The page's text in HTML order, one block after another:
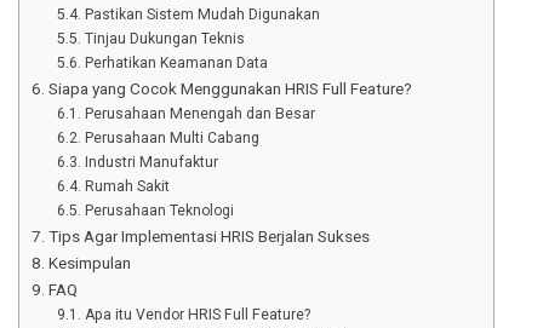
Pastikan Sistem Mudah Digunakan
Tinjau Dukungan Teknis
Perhatikan Keamanan Data
Siapa yang Cocok Menggunakan HRIS Full Feature?
Perusahaan Menengah dan Besar
Perusahaan Multi Cabang
Industri Manufaktur
Rumah Sakit
Perusahaan Teknologi
Tips Agar Implementasi HRIS Berjalan Sukses
Kesimpulan
FAQ
Apa itu Vendor HRIS Full Feature?